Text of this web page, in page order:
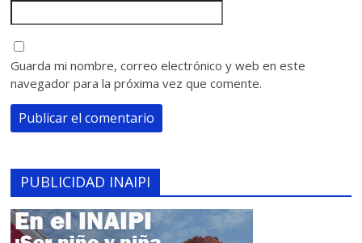
Guarda mi nombre, correo electrónico y web en este
navegador para la próxima vez que comente.
PUBLICIDAD INAIPI